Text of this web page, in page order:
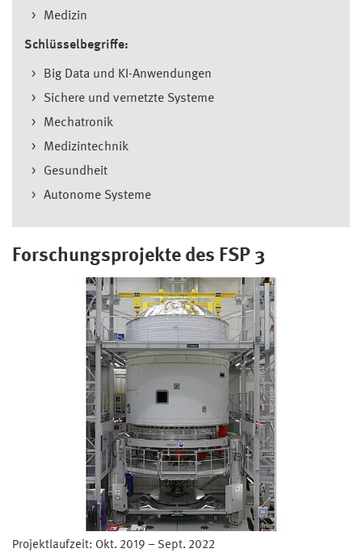
Medizin
Schlüsselbegriffe:
Big Data und KI-Anwendungen
Sichere und vernetzte Systeme
Mechatronik
Medizintechnik
Gesundheit
Autonome Systeme
Forschungsprojekte des FSP 3
Projektlaufzeit: Okt. 2019 – Sept. 2022